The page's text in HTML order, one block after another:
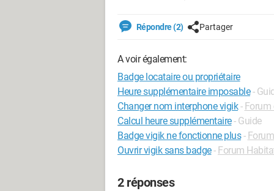
Répondre (2) Partager
A voir également:
Badge locataire ou propriétaire
Heure supplémentaire imposable -
Changer nom interphone vigik - Forum
Calcul heure supplémentaire- Guide
Badge vigik ne fonctionne plus -
Ouvrir vigik sans badge- Forum
2 réponses